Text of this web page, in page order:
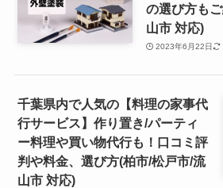
の選び方も
山市 対応)
2023年6月22日
千葉県内で人気の【料理の家事代
行サービス】作り置き/パーティ
ー料理や買い物代行も！口コミ評
判や料金、選び方(柏市/松戸市/流
山市 対応)